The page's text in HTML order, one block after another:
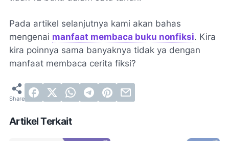
Pada artikel selanjutnya kami akan bahas
mengenai manfaat membaca buku nonfiksi. Kira
kira poinnya sama banyaknya tidak ya dengan
manfaat membaca cerita fiksi?
Artikel Terkait